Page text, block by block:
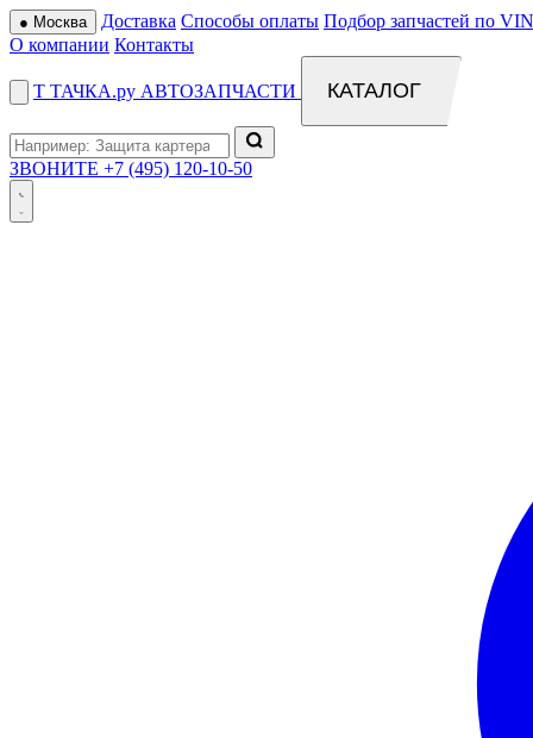
● Москва Доставка Способы оплаты Подбор запчастей по
О компании Контакты
Т ТАЧКА.ру АВТОЗАПЧАСТИ КАТАЛОГ
ЗВОНИТЕ +7 (495) 120-10-50